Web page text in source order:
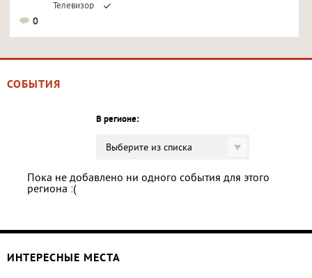
Телевизор
0
СОБЫТИЯ
В регионе:
Выберите из списка
Пока не добавлено ни одного события для этого
региона :(
ИНТЕРЕСНЫЕ МЕСТА